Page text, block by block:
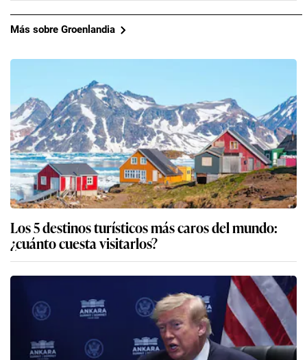
Más sobre Groenlandia
Los 5 destinos turísticos más caros del mundo:
¿cuánto cuesta visitarlos?